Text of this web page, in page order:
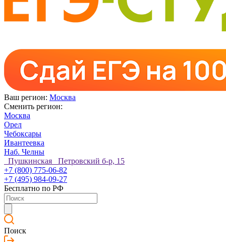
Ваш регион: Москва
Сменить регион:
Москва
Орел
Чебоксары
Ивантеевка
Наб. Челны
Пушкинская Петровский б-р, 15
+7 (800) 775-06-82
+7 (495) 984-09-27
Бесплатно по РФ
Поиск